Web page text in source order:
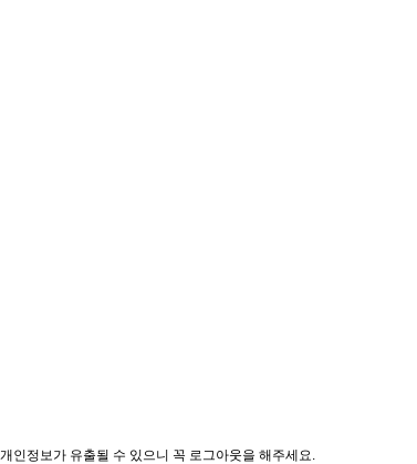
인정보가 유출될 수 있으니 꼭 로그아웃을 해주세요.